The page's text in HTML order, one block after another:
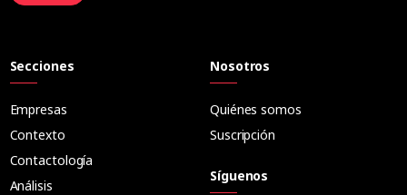
Secciones
Empresas
Contexto
Contactología
Análisis
Nosotros
Quiénes somos
Suscripción
Síguenos